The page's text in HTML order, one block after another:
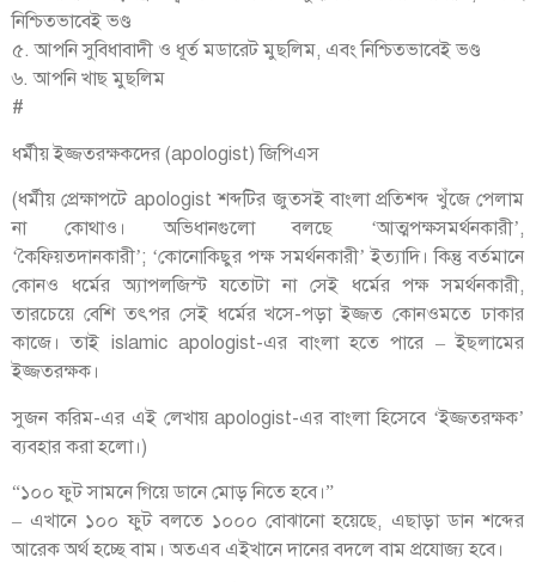
নিশ্চিতভাবেই ভণ্ড
৫. আপনি সুবিধাবাদী ও ধূর্ত মডারেট মুছলিম, এবং নিশ্চিতভাবেই ভণ্ড
৬. আপনি খাছ মুছলিম
#
ধর্মীয় ইজ্জতরক্ষকদের (apologist) জিপিএস
(ধর্মীয় প্রেক্ষাপটে apologist শব্দটির জুতসই বাংলা প্রতিশব্দ খুঁজে পেলাম
না কোথাও। অভিধানগুলো বলছে ‘আত্মপক্ষসমর্থনকারী’,
‘কৈফিয়তদানকারী’; ‘কোনোকিছুর পক্ষ সমর্থনকারী’ ইত্যাদি। কিন্তু বর্তমানে
কোনও ধর্মের অ্যাপলজিস্ট যতোটা না সেই ধর্মের পক্ষ সমর্থনকারী,
তারচেয়ে বেশি তৎপর সেই ধর্মের খসে-পড়া ইজ্জত কোনওমতে ঢাকার
কাজে। তাই islamic apologist-এর বাংলা হতে পারে – ইছলামের
ইজ্জতরক্ষক।
সুজন করিম-এর এই লেখায় apologist-এর বাংলা হিসেবে ‘ইজ্জতরক্ষক’
ব্যবহার করা হলো।)
“১০০ ফুট সামনে গিয়ে ডানে মোড় নিতে হবে।”
– এখানে ১০০ ফুট বলতে ১০০০ বোঝানো হয়েছে, এছাড়া ডান শব্দের
আরেক অর্থ হচ্ছে বাম। অতএব এইখানে দানের বদলে বাম প্রযোজ্য হবে।